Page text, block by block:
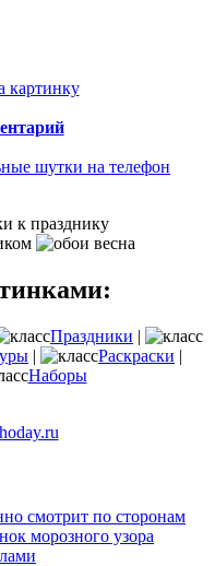
картинку
Праздники |
| Раскраски |
Наборы
смотрит по сторонам
морозного узора